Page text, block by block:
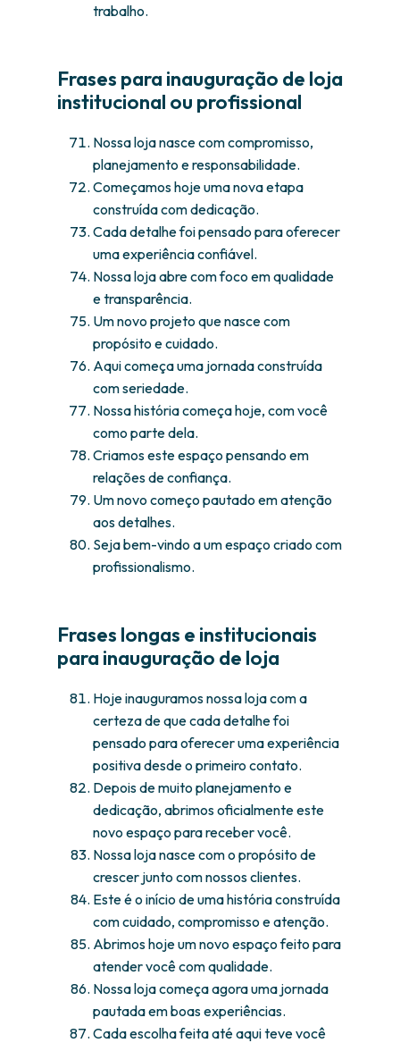
trabalho.
Frases para inauguração de loja
institucional ou profissional
Nossa loja nasce com compromisso,
planejamento e responsabilidade.
Começamos hoje uma nova etapa
construída com dedicação.
Cada detalhe foi pensado para oferecer
uma experiência confiável.
Nossa loja abre com foco em qualidade
e transparência.
Um novo projeto que nasce com
propósito e cuidado.
Aqui começa uma jornada construída
com seriedade.
Nossa história começa hoje, com você
como parte dela.
Criamos este espaço pensando em
relações de confiança.
Um novo começo pautado em atenção
aos detalhes.
Seja bem-vindo a um espaço criado com
profissionalismo.
Frases longas e institucionais
para inauguração de loja
Hoje inauguramos nossa loja com a
certeza de que cada detalhe foi
pensado para oferecer uma experiência
positiva desde o primeiro contato.
Depois de muito planejamento e
dedicação, abrimos oficialmente este
novo espaço para receber você.
Nossa loja nasce com o propósito de
crescer junto com nossos clientes.
Este é o início de uma história construída
com cuidado, compromisso e atenção.
Abrimos hoje um novo espaço feito para
atender você com qualidade.
Nossa loja começa agora uma jornada
pautada em boas experiências.
Cada escolha feita até aqui teve você